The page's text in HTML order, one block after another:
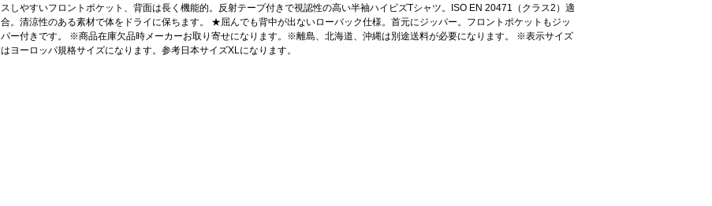
スしやすいフロントポケット、背面は長く機能的。反射テープ付きで視認性の高い半袖ハイビズTシャツ。ISO EN 20471（クラス2）適
合。清涼性のある素材で体をドライに保ちます。 ★屈んでも背中が出ないローバック仕様。首元にジッパー。フロントポケットもジッ
パー付きです。 ※商品在庫欠品時メーカーお取り寄せになります。※離島、北海道、沖縄は別途送料が必要になります。 ※表示サイズ
はヨーロッパ規格サイズになります。参考日本サイズXLになります。